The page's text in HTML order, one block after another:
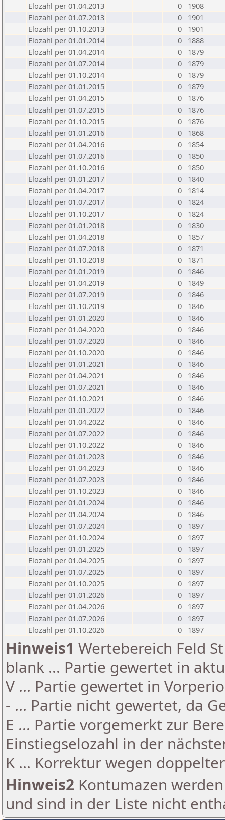
Elozahl per 01.04.2013
0
1908
Elozahl per 01.07.2013
0
1901
Elozahl per 01.10.2013
0
1901
Elozahl per 01.01.2014
0
1888
Elozahl per 01.04.2014
0
1879
Elozahl per 01.07.2014
0
1879
Elozahl per 01.10.2014
0
1879
Elozahl per 01.01.2015
0
1879
Elozahl per 01.04.2015
0
1876
Elozahl per 01.07.2015
0
1876
Elozahl per 01.10.2015
0
1876
Elozahl per 01.01.2016
0
1868
Elozahl per 01.04.2016
0
1854
Elozahl per 01.07.2016
0
1850
Elozahl per 01.10.2016
0
1850
Elozahl per 01.01.2017
0
1840
Elozahl per 01.04.2017
0
1814
Elozahl per 01.07.2017
0
1824
Elozahl per 01.10.2017
0
1824
Elozahl per 01.01.2018
0
1830
Elozahl per 01.04.2018
0
1857
Elozahl per 01.07.2018
0
1871
Elozahl per 01.10.2018
0
1871
Elozahl per 01.01.2019
0
1846
Elozahl per 01.04.2019
0
1849
Elozahl per 01.07.2019
0
1846
Elozahl per 01.10.2019
0
1846
Elozahl per 01.01.2020
0
1846
Elozahl per 01.04.2020
0
1846
Elozahl per 01.07.2020
0
1846
Elozahl per 01.10.2020
0
1846
Elozahl per 01.01.2021
0
1846
Elozahl per 01.04.2021
0
1846
Elozahl per 01.07.2021
0
1846
Elozahl per 01.10.2021
0
1846
Elozahl per 01.01.2022
0
1846
Elozahl per 01.04.2022
0
1846
Elozahl per 01.07.2022
0
1846
Elozahl per 01.10.2022
0
1846
Elozahl per 01.01.2023
0
1846
Elozahl per 01.04.2023
0
1846
Elozahl per 01.07.2023
0
1846
Elozahl per 01.10.2023
0
1846
Elozahl per 01.01.2024
0
1846
Elozahl per 01.04.2024
0
1846
Elozahl per 01.07.2024
0
1897
Elozahl per 01.10.2024
0
1897
Elozahl per 01.01.2025
0
1897
Elozahl per 01.04.2025
0
1897
Elozahl per 01.07.2025
0
1897
Elozahl per 01.10.2025
0
1897
Elozahl per 01.01.2026
0
1897
Elozahl per 01.04.2026
0
1897
Elozahl per 01.07.2026
0
1897
Elozahl per 01.10.2026
0 1897
Hinweis1 Wertebereich Feld
blank ... Partie gewertet in
V ... Partie gewertet in
- ... Partie nicht gewertet, da
E ... Partie vorgemerkt zur
Einstiegselozahl in der
K ... Korrektur wegen
Hinweis2 Kontumazen
und sind in der Liste nicht